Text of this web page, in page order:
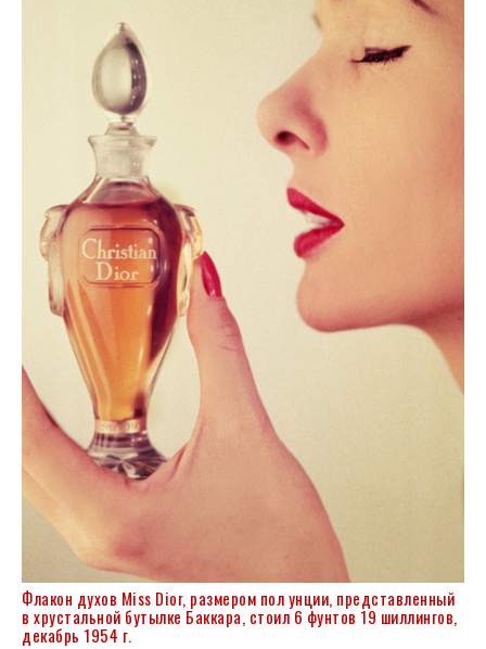
Флакон духов Miss Dior, размером пол унции, представленный
в хрустальной бутылке Баккара, стоил 6 фунтов 19 шиллингов,
декабрь 1954 г.